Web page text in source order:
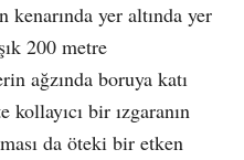
yer altında yer
200 metre
ağzında boruya katı
bir ızgaranın
da öteki bir etken